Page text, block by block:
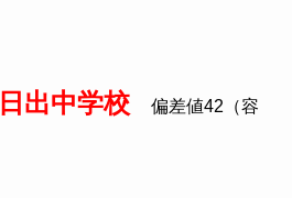
日出中学校 偏差値42（容